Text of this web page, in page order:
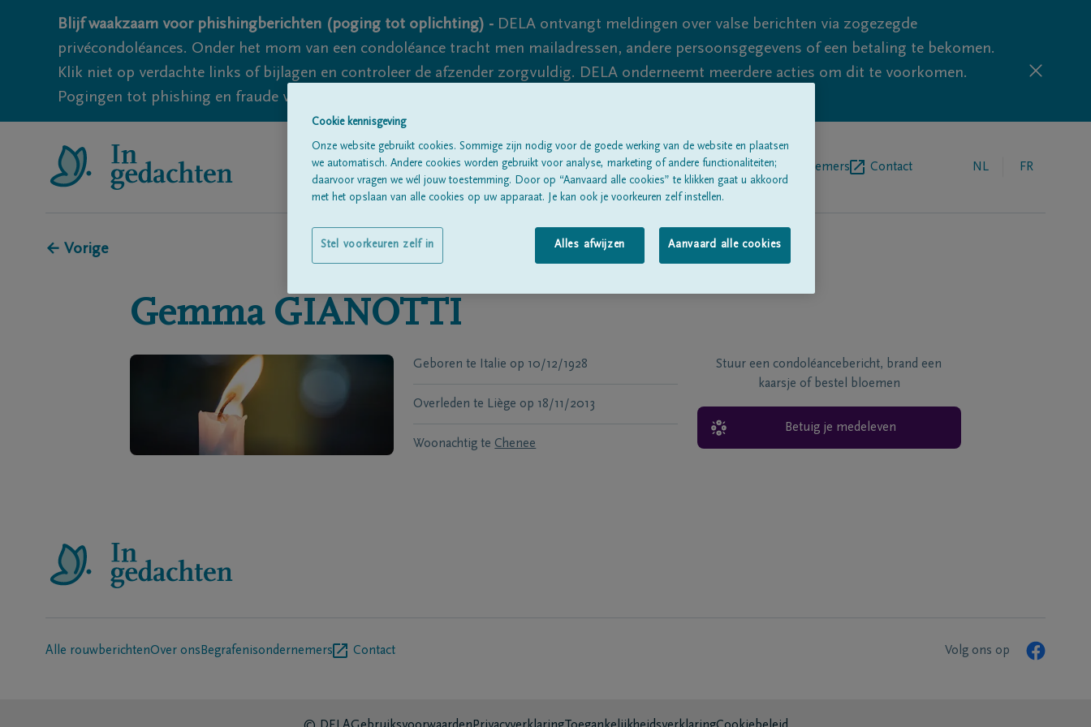
Blijf waakzaam voor phishingberichten (poging tot oplichting) - DELA ontvangt meldingen over valse berichten via zogezegde
privécondoléances. Onder het mom van een condoléance tracht men mailadressen, andere persoonsgegevens of een betaling te bekomen.
Klik niet op verdachte links of bijlagen en controleer de afzender zorgvuldig. DELA onderneemt meerdere acties om dit te voorkomen.
Pogingen tot phishing en fraude vallen echter nooit volledig uit te sluiten, dus blijf waakzaam.
Alle rouwberichten Over onsBegrafenisondernemers Contact NL FR
← Vorige
Gemma GIANOTTI
Geboren te Italie op 10/12/1928
Overleden te Liège op 18/11/2013
Woonachtig te Chenee
Stuur een condoléancebericht, brand een
kaarsje of bestel bloemen
Betuig je medeleven
Alle rouwberichtenOver ons Begrafenisondernemers Contact Volg ons op
Cookie kennisgeving
Onze website gebruikt cookies. Sommige zijn nodig voor de goede werking van de website en plaatsen
we automatisch. Andere cookies worden gebruikt voor analyse, marketing of andere functionaliteiten;
daarvoor vragen we wél jouw toestemming. Door op “Aanvaard alle cookies” te klikken gaat u akkoord
met het opslaan van alle cookies op uw apparaat. Je kan ook je voorkeuren zelf instellen.
Alles afwijzen Aanvaard alle cookies
Stel voorkeuren zelf in